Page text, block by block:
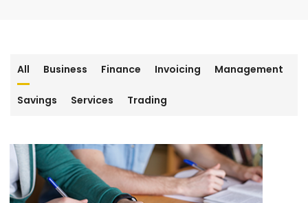
All Business Finance Invoicing Management
Savings Services Trading